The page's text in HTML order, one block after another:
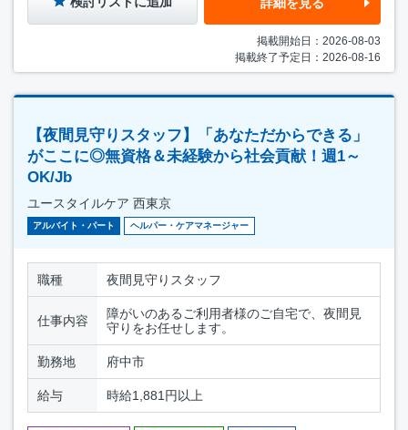
掲載開始日：2026-08-03
掲載終了予定日：2026-08-16
【夜間見守りスタッフ】「あなただからできる」
がここに◎無資格＆未経験から社会貢献！週1～
OK/Jb
ユースタイルケア 西東京
アルバイト・パート ヘルパー・ケアマネージャー
職種 夜間見守りスタッフ
仕事内容
障がいのあるご利用者様のご自宅で、夜間見
守りをお任せします。
勤務地 府中市
給与 時給1,881円以上